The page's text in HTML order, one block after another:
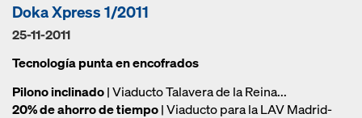
Doka Xpress 1/2011
25-11-2011
Tecnología punta en encofrados
Pilono inclinado| Viaducto Talavera de la Reina...
20% de ahorro de tiempo| Viaducto para la LAV Madrid-